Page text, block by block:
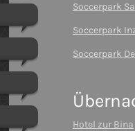
Soccerpark
Soccerpark
Soccerpark
Hotel zur Bina